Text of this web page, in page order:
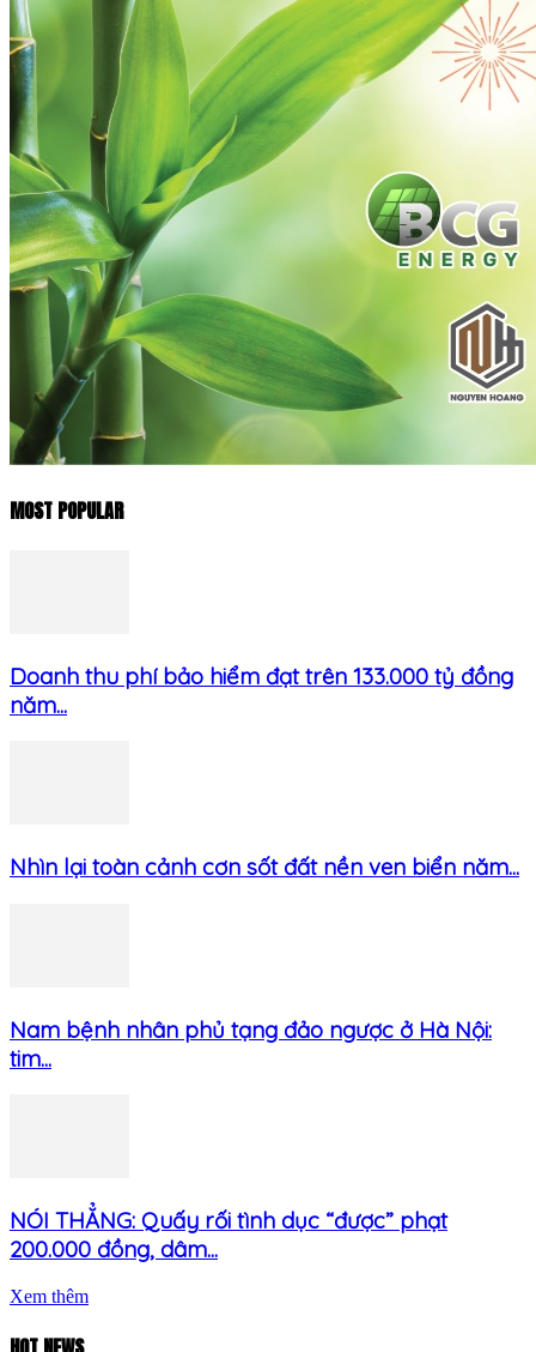
MOST POPULAR
Doanh thu phí bảo hiểm đạt trên 133.000 tỷ đồng
năm...
Nhìn lại toàn cảnh cơn sốt đất nền ven biển năm...
Nam bệnh nhân phủ tạng đảo ngược ở Hà Nội:
tim...
NÓI THẲNG: Quấy rối tình dục “được” phạt
200.000 đồng, dâm...
Xem thêm